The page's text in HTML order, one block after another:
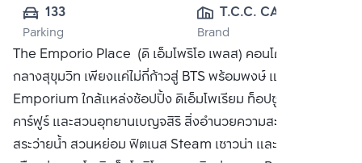
133
Parking
T.C.C. CAPITAL
LAND CO., LTD.
Brand
The Emporio Place (ดิ เอ็มโพริโอ เพลส) คอนโดมิเนียมหรู
กลางสุขุมวิท เพียงแค่ไม่กี่ก้าวสู่ BTS พร้อมพงษ์ และห้าง The
Emporium ใกล้แหล่งช้อปปิ้ง ดิเอ็มโพเรียม ท็อปซูเปอร์มาร์เก็ต
คาร์ฟูร์ และสวนอุทยานเบญจสิริ สิ่งอำนวยความสะดวก ล็อบบี้
สระว่ายน้ำ สวนหย่อม ฟิตเนส Steam เซาวน่า และ รปภ ซื้อ ขาย